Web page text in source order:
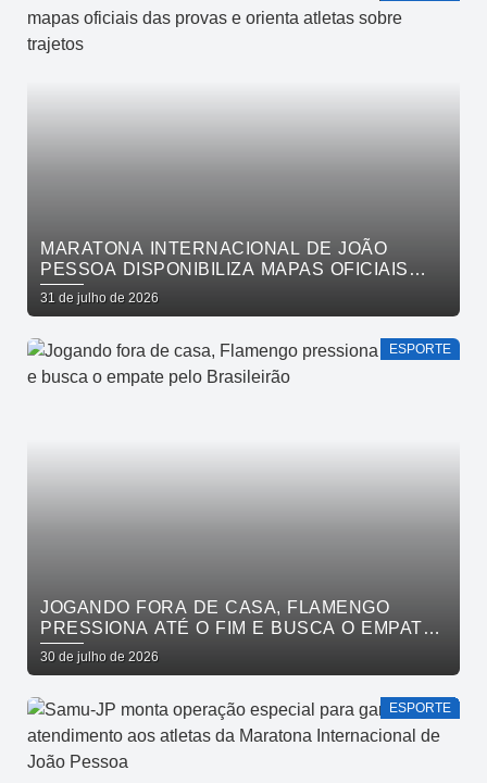
MARATONA INTERNACIONAL DE JOÃO
PESSOA DISPONIBILIZA MAPAS OFICIAIS
DAS PROVAS E ORIENTA ATLETAS SOBRE
TRAJETOS
31 de julho de 2026
ESPORTE
JOGANDO FORA DE CASA, FLAMENGO
PRESSIONA ATÉ O FIM E BUSCA O EMPATE
PELO BRASILEIRÃO
30 de julho de 2026
ESPORTE